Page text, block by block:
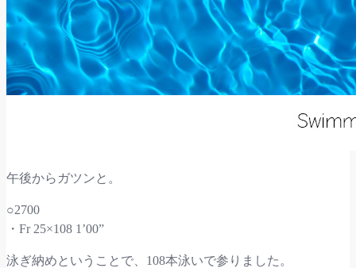
午後からガツンと。
○2700
・Fr 25×108 1’00”
泳ぎ納めということで、108本泳いで参りました。